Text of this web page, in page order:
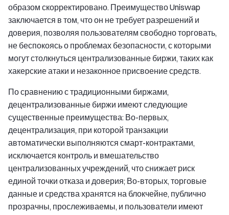
образом скорректировано. Преимущество Uniswap
заключается в том, что он не требует разрешений и
доверия, позволяя пользователям свободно торговать,
не беспокоясь о проблемах безопасности, с которыми
могут столкнуться централизованные биржи, таких как
хакерские атаки и незаконное присвоение средств.
По сравнению с традиционными биржами,
децентрализованные биржи имеют следующие
существенные преимущества: Во-первых,
децентрализация, при которой транзакции
автоматически выполняются смарт-контрактами,
исключается контроль и вмешательство
централизованных учреждений, что снижает риск
единой точки отказа и доверия; Во-вторых, торговые
данные и средства хранятся на блокчейне, публично
прозрачны, прослеживаемы, и пользователи имеют